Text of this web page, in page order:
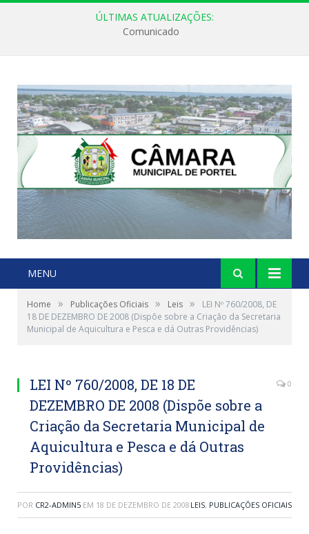
ÚLTIMAS ATUALIZAÇÕES:
Comunicado
MENU
Home » Publicações Oficiais » Leis »
LEI Nº 760/2008, DE
18 DE DEZEMBRO DE 2008 (Dispõe sobre a Criação da Secretaria
Municipal de Aquicultura e Pesca e dá Outras Providências)
LEI Nº 760/2008, DE 18 DE
DEZEMBRO DE 2008 (Dispõe sobre a
Criação da Secretaria Municipal de
Aquicultura e Pesca e dá Outras
Providências)
0
POR CR2-ADMIN5 EM 18 DE DEZEMBRO DE 2008 LEIS, PUBLICAÇÕES OFICIAIS